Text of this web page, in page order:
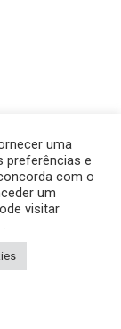
uma
preferências e
com o
um
visitar